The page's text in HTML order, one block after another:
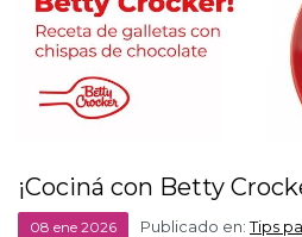
¡Cociná con Betty
08 ene 2026 Publicado en:Tips